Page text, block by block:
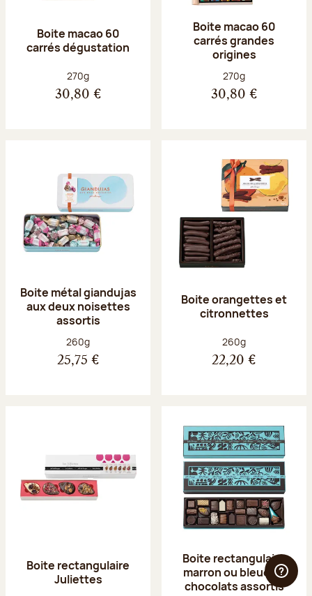
Boite macao 60
carrés dégustation
Poids net :
270g
30,80 €
Boite macao 60
carrés grandes
origines
Poids net :
270g
30,80 €
Boite métal giandujas
aux deux noisettes
assortis
Poids net :
260g
25,75 €
Boite orangettes et
citronnettes
Poids net :
260g
22,20 €
Boite rectangulaire
Juliettes
Boite rectangulaire
marron ou bleue 23
chocolats assortis